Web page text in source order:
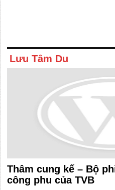
Lưu Tâm Du
Thâm cung kế – Bộ
công phu của TVB